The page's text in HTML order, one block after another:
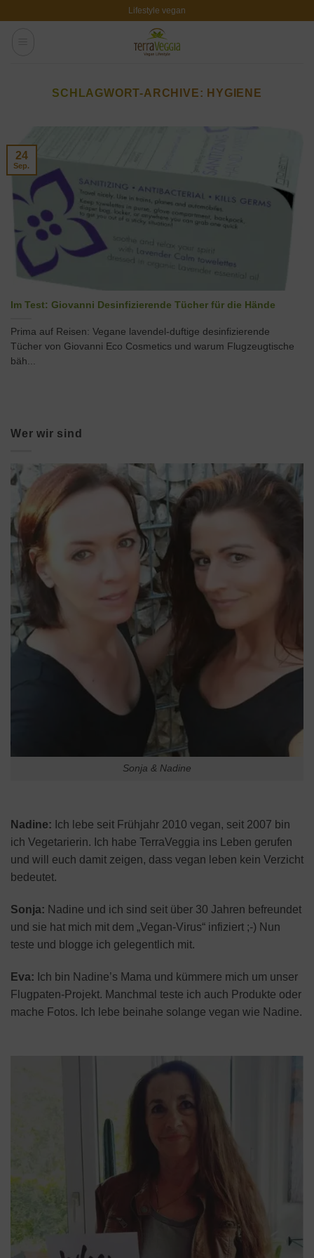
Lifestyle vegan
SCHLAGWORT-ARCHIVE: HYGIENE
Im Test: Giovanni Desinfizierende Tücher für die Hände
Prima auf Reisen: Vegane lavendel-duftige desinfizierende
Tücher von Giovanni Eco Cosmetics und warum Flugzeugtische
bäh...
24
Sep.
Wer wir sind
Sonja & Nadine
Nadine: Ich lebe seit Frühjahr 2010 vegan, seit 2007 bin
ich Vegetarierin. Ich habe TerraVeggia ins Leben gerufen
und will euch damit zeigen, dass vegan leben kein Verzicht
bedeutet.
Sonja: Nadine und ich sind seit über 30 Jahren befreundet
und sie hat mich mit dem „Vegan-Virus“ infiziert ;-) Nun
teste und blogge ich gelegentlich mit.
Eva: Ich bin Nadine’s Mama und kümmere mich um unser
Flugpaten-Projekt. Manchmal teste ich auch Produkte oder
mache Fotos. Ich lebe beinahe solange vegan wie Nadine.